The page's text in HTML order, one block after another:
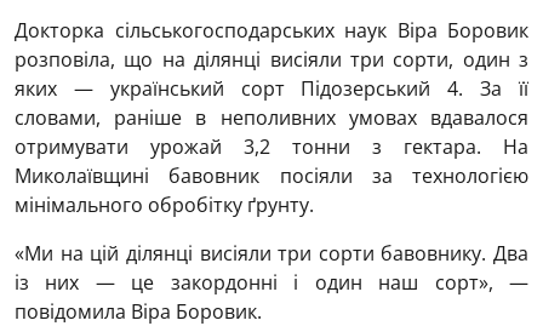
Докторка сільськогосподарських наук Віра Боровик
розповіла, що на ділянці висіяли три сорти, один з
яких — український сорт Підозерський 4. За її
словами, раніше в неполивних умовах вдавалося
отримувати урожай 3,2 тонни з гектара. На
Миколаївщині бавовник посіяли за технологією
мінімального обробітку ґрунту.
«Ми на цій ділянці висіяли три сорти бавовнику. Два
із них — це закордонні і один наш сорт», —
повідомила Віра Боровик.